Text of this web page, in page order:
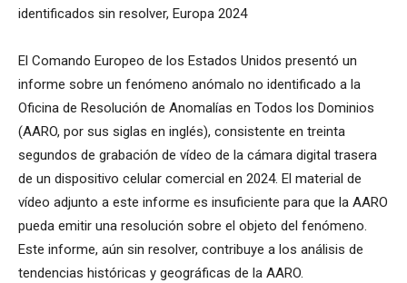
identificados sin resolver, Europa 2024
El Comando Europeo de los Estados Unidos presentó un
informe sobre un fenómeno anómalo no identificado a la
Oficina de Resolución de Anomalías en Todos los Dominios
(AARO, por sus siglas en inglés), consistente en treinta
segundos de grabación de vídeo de la cámara digital trasera
de un dispositivo celular comercial en 2024. El material de
vídeo adjunto a este informe es insuficiente para que la AARO
pueda emitir una resolución sobre el objeto del fenómeno.
Este informe, aún sin resolver, contribuye a los análisis de
tendencias históricas y geográficas de la AARO.